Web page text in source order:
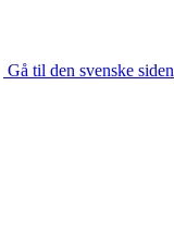
Gå til den svenske siden